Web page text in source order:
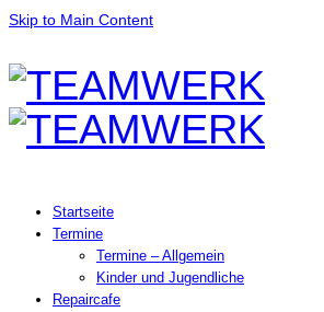
Skip to Main Content
Startseite
Termine
Termine – Allgemein
Kinder und Jugendliche
Repaircafe